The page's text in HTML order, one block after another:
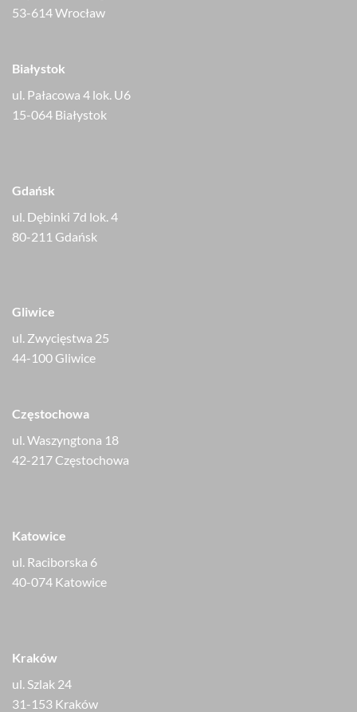
53-614 Wrocław
Białystok
ul. Pałacowa 4 lok. U6
15-064 Białystok
Gdańsk
ul. Dębinki 7d lok. 4
80-211 Gdańsk
Gliwice
ul. Zwycięstwa 25
44-100 Gliwice
Częstochowa
ul. Waszyngtona 18
42-217 Częstochowa
Katowice
ul. Raciborska 6
40-074 Katowice
Kraków
ul. Szlak 24
31-153 Kraków